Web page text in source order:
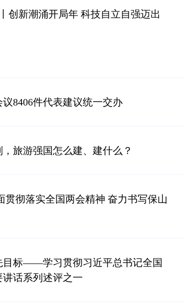
创新潮涌开局年 科技自立自强迈出
8406件代表建议统一交办
旅游强国怎么建、建什么？
彻落实全国两会精神 奋力书写保山
目标——学习贯彻习近平总书记全国
话系列述评之一